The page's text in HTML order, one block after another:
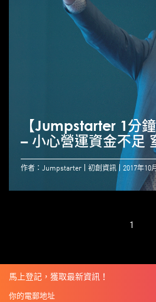
【Jumpstarter 1分
– 小心營運資金不足
作者：Jumpstarter 初創資訊 2017年10
1
馬上登記，獲取最新資訊！